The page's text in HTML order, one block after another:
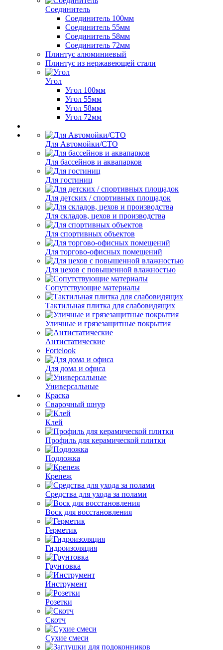
Соединитель
Соединитель 100мм
Соединитель 55мм
Соединитель 58мм
Соединитель 72мм
Плинтус алюминиевый
Плинтус из нержавеющей стали
Угол
Угол 100мм
Угол 55мм
Угол 58мм
Угол 72мм
Для Автомойки/СТО
Для бассейнов и аквапарков
Для гостиниц
Для детских / спортивных площадок
Для складов, цехов и производства
Для спортивных объектов
Для торгово-офисных помещений
Для цехов с повышенной влажностью
Сопутствующие материалы
Тактильная плитка для слабовидящих
Уличные и грязезащитные покрытия
Антистатические
Fortelook
Для дома и офиса
Универсальные
Краска
Сварочный шнур
Клей
Профиль для керамической плитки
Подложка
Крепеж
Средства для ухода за полами
Воск для восстановления
Герметик
Гидроизоляция
Грунтовка
Инструмент
Розетки
Скотч
Сухие смеси